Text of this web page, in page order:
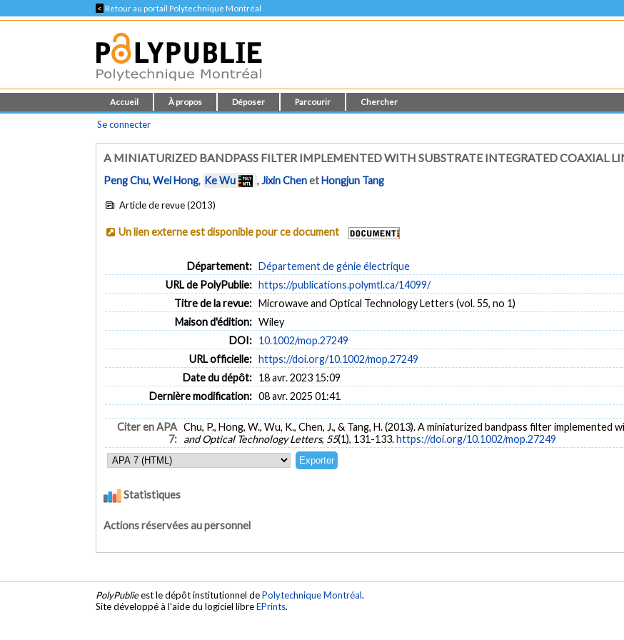
< Retour au portail Polytechnique Montréal
Accueil À propos Déposer Parcourir Chercher
Se connecter
A MINIATURIZED BANDPASS FILTER IMPLEMENTED WITH SUBSTRATE INTEGRATED COAXIAL
Peng Chu,Wei Hong, Ke Wu ,Jixin ChenetHongjun Tang
Article de revue (2013)
Un lien externe est disponible pour ce document
Département: Département de génie électrique
URL de PolyPublie: https://publications.polymtl.ca/14099/
Titre de la revue: Microwave and Optical Technology Letters (vol. 55, no 1)
Maison d'édition: Wiley
DOI: 10.1002/mop.27249
URL officielle: https://doi.org/10.1002/mop.27249
Date du dépôt: 18 avr. 2023 15:09
Dernière modification: 08 avr. 2025 01:41
Citer en APA
7:
Chu, P., Hong, W., Wu, K., Chen, J., & Tang, H. (2013). A miniaturized bandpass filter
and Optical Technology Letters, 55(1), 131-133.https://doi.org/10.1002/mop.27249
Statistiques
Actions réservées au personnel
PolyPublieest le dépôt institutionnel dePolytechnique Montréal.
Site développé à l'aide du logiciel libreEPrints.